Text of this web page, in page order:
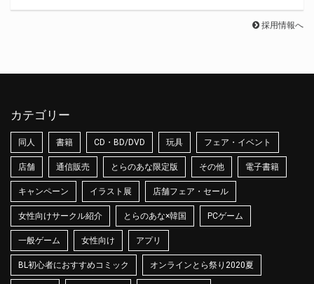
採用情報へ
カテゴリー
同人 書籍 CD・BD/DVD 玩具 フェア・イベント
店舗 通信販売 とらのあな限定版 その他 電子書籍
キャンペーン イラスト展 店舗フェア・セール
女性向けサークル紹介 とらのあな×韓国 PCゲーム
一般ゲーム 女性向け アプリ
BL初心者におすすめコミック オンラインとら祭り2020夏